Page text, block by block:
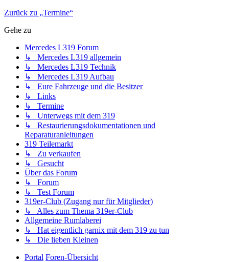
Zurück zu „Termine“
Gehe zu
Mercedes L319 Forum
↳ Mercedes L319 allgemein
↳ Mercedes L319 Technik
↳ Mercedes L319 Aufbau
↳ Eure Fahrzeuge und die Besitzer
↳ Links
↳ Termine
↳ Unterwegs mit dem 319
↳ Restaurierungsdokumentationen und
Reparaturanleitungen
319 Teilemarkt
↳ Zu verkaufen
↳ Gesucht
Über das Forum
↳ Forum
↳ Test Forum
319er-Club (Zugang nur für Mitglieder)
↳ Alles zum Thema 319er-Club
Allgemeine Rumlaberei
↳ Hat eigentlich garnix mit dem 319 zu tun
↳ Die lieben Kleinen
Portal Foren-Übersicht